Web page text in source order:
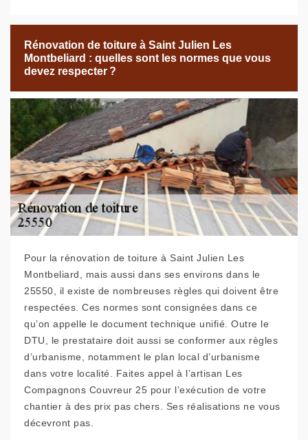
Rénovation de toiture à Saint Julien Les
Montbeliard : quelles sont les normes que vous
devez respecter ?
Pour la rénovation de toiture à Saint Julien Les
Montbeliard, mais aussi dans ses environs dans le
25550, il existe de nombreuses règles qui doivent être
respectées. Ces normes sont consignées dans ce
qu’on appelle le document technique unifié. Outre le
DTU, le prestataire doit aussi se conformer aux règles
d’urbanisme, notamment le plan local d’urbanisme
dans votre localité. Faites appel à l’artisan Les
Compagnons Couvreur 25 pour l’exécution de votre
chantier à des prix pas chers. Ses réalisations ne vous
décevront pas.